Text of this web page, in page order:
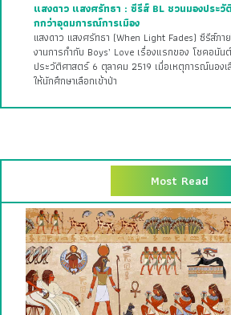
แสงดาว แสงศรัทธา : ซีรีส์ BL ชวนมองประ
กกว่าอุดมการณ์การเมือง
แสงดาว แสงศรัทธา (When Light Fades) ซีรีส์ภ
งานการกำกับ Boys’ Love เรื่องแรกของ โชคอนั
ประวัติศาสตร์ 6 ตุลาคม 2519 เมื่อเหตุการณ์นองเ
ให้นักศึกษาเลือกเข้าป่า
Most Read